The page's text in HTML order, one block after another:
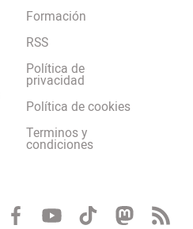
Formación
RSS
Política de
privacidad
Política de cookies
Terminos y
condiciones